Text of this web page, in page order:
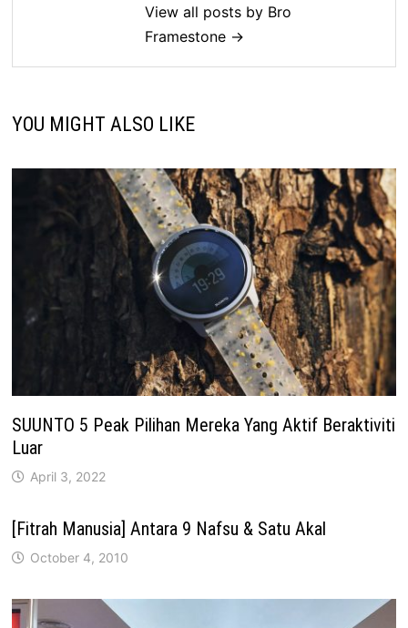
View all posts by Bro
Framestone →
YOU MIGHT ALSO LIKE
SUUNTO 5 Peak Pilihan Mereka Yang Aktif Beraktiviti
Luar
April 3, 2022
[Fitrah Manusia] Antara 9 Nafsu & Satu Akal
October 4, 2010